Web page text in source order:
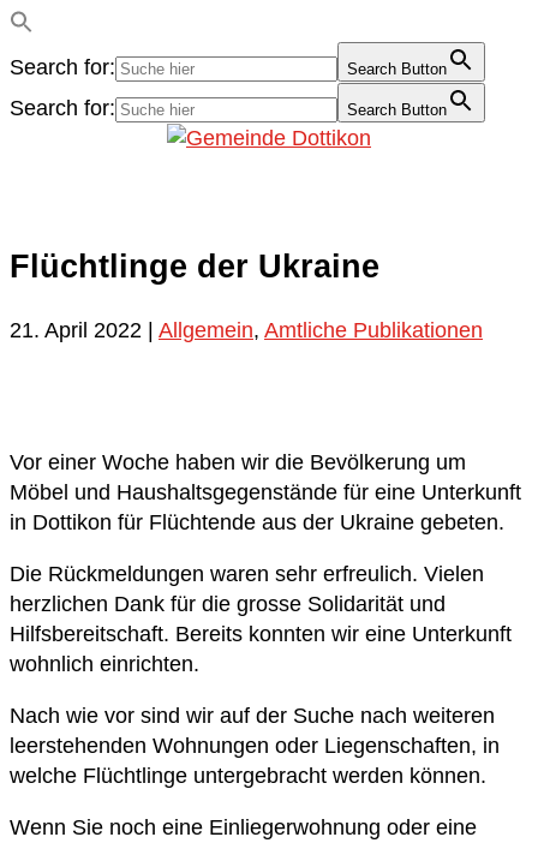
Search for: Search Button
Search for: Search Button
Flüchtlinge der Ukraine
21. April 2022 | Allgemein, Amtliche Publikationen
Vor einer Woche haben wir die Bevölkerung um
Möbel und Haushaltsgegenstände für eine Unterkunft
in Dottikon für Flüchtende aus der Ukraine gebeten.
Die Rückmeldungen waren sehr erfreulich. Vielen
herzlichen Dank für die grosse Solidarität und
Hilfsbereitschaft. Bereits konnten wir eine Unterkunft
wohnlich einrichten.
Nach wie vor sind wir auf der Suche nach weiteren
leerstehenden Wohnungen oder Liegenschaften, in
welche Flüchtlinge untergebracht werden können.
Wenn Sie noch eine Einliegerwohnung oder eine